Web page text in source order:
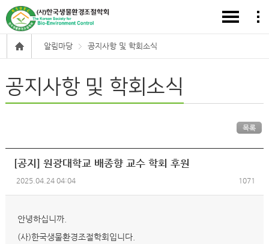
알림마당 공지사항 및 학회소식
공지사항 및 학회소식
목록
[공지] 원광대학교 배종향 교수 학회 후원
2025.04.24 04:04 1071
안녕하십니까.
(사)한국생물환경조절학회입니다.